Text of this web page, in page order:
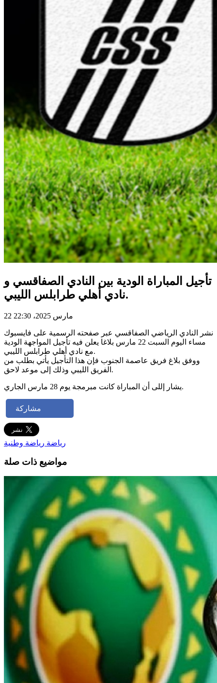
تأجيل المباراة الودية بين النادي الصفاقسي و
نادي أهلي طرابلس الليبي.
22 مارس 2025، 22:30
نشر النادي الرياضي الصفاقسي عبر صفحته الرسمية على فايسبوك
مساء اليوم السبت 22 مارس بلاغا يعلن فيه تأجيل المواجهة الودية
مع نادي أهلي طرابلس الليبي.
ووفق بلاغ فريق عاصمة الجنوب فإن هذا التأجيل يأتي بطلب من
الفريق الليبي وذلك إلى موعد لاحق.
يشار إللى أن المباراة كانت مبرمجة يوم 28 مارس الجاري.
مشاركة
رياضة رياضة وطنية
مواضيع ذات صلة